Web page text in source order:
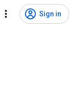
Sign in